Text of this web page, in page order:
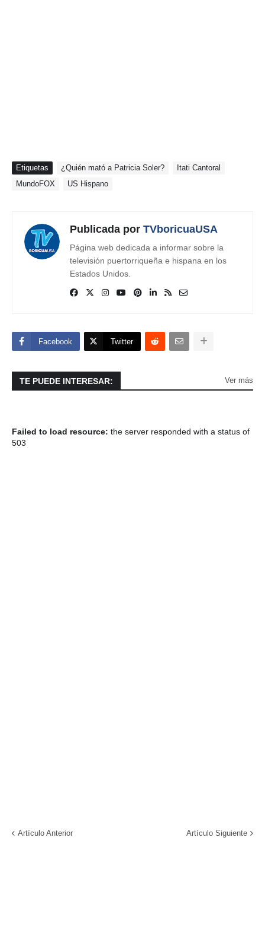
Etiquetas ¿Quién mató a Patricia Soler?
Itati Cantoral
MundoFOX
US Hispano
Publicada por TVboricuaUSA
Página web dedicada a informar sobre la
televisión puertorriqueña e hispana en los
Estados Unidos.
Facebook Twitter
TE PUEDE INTERESAR: Ver más
Failed to load resource: the server responded with a status of
503
Artículo Anterior Artículo Siguiente